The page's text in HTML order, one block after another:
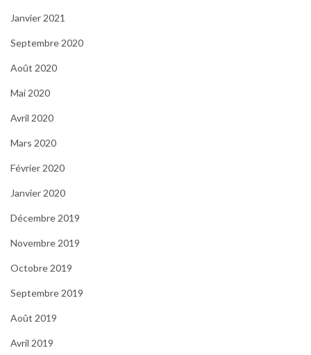
Janvier 2021
Septembre 2020
Août 2020
Mai 2020
Avril 2020
Mars 2020
Février 2020
Janvier 2020
Décembre 2019
Novembre 2019
Octobre 2019
Septembre 2019
Août 2019
Avril 2019